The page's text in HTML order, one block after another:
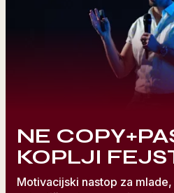
NE
KOPLJI
Motivacijski nastop za